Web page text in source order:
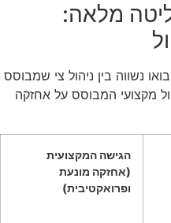
מלאה:
נשווה בין ניהול צי שמבוסס
מקצועי המבוסס על אחזקה
הגישה המקצועית
(אחזקה מונעת
ופרואקטיבית)